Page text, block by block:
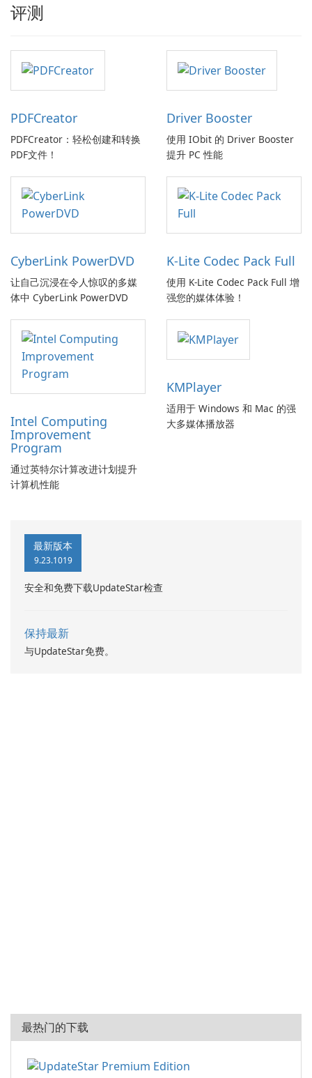
评测
PDFCreator
PDFCreator：轻松创建和转换
PDF文件！
Driver Booster
使用 IObit 的 Driver Booster
提升 PC 性能
CyberLink PowerDVD
让自己沉浸在令人惊叹的多媒
体中 CyberLink PowerDVD
K-Lite Codec Pack Full
使用 K-Lite Codec Pack Full 增
强您的媒体体验！
Intel Computing
Improvement
Program
通过英特尔计算改进计划提升
计算机性能
KMPlayer
适用于 Windows 和 Mac 的强
大多媒体播放器
最新版本
9.23.1019
安全和免费下载UpdateStar检查
保持最新
与UpdateStar免费。
最热门的下载